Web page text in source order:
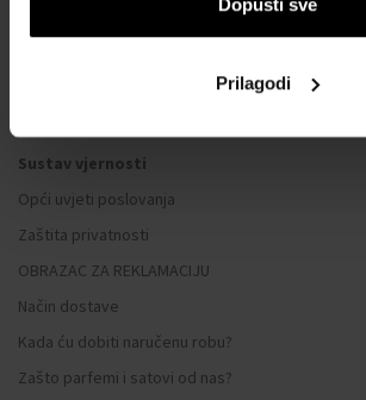
Dopusti sve
Prilagodi
Kontakt
Sustav vjernosti
Opći uvjeti poslovanja
Zaštita privatnosti
OBRAZAC ZA REKLAMACIJU
Način dostave
Kada ću dobiti naručenu robu?
Zašto parfemi i satovi od nas?